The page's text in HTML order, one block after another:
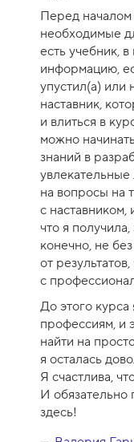
Перед началом
необходимые
есть учебник,
информацию,
упустил(а) или
наставник,
и влиться в
можно
знаний в
на вопросы на
с наставником,
что я
конечно, не
от
с
До этого
профессиям, и
найти на
я осталась
Я счастлива,
И
здесь!